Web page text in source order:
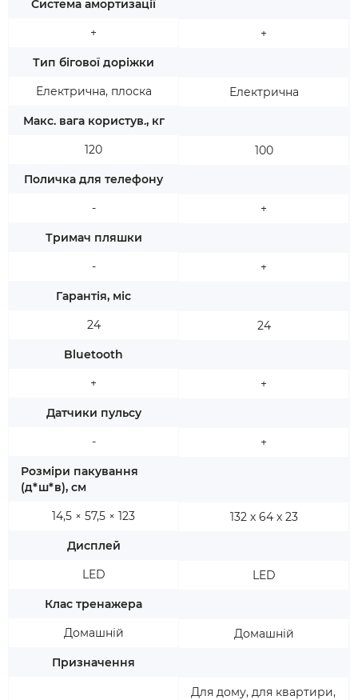
Система амортизації
+
Тип бігової доріжки
Електрична, плоска
Макс. вага користув., кг
120
Поличка для телефону
-
Тримач пляшки
-
Гарантія, міс
24
Bluetooth
+
Датчики пульсу
-
Розміри пакування
(д*ш*в), см
14,5 × 57,5 × 123
Дисплей
LED
Клас тренажера
Домашній
Призначення
+
Електрична
100
+
+
24
+
+
132 х 64 х 23
LED
Домашній
Для дому, для квартири,